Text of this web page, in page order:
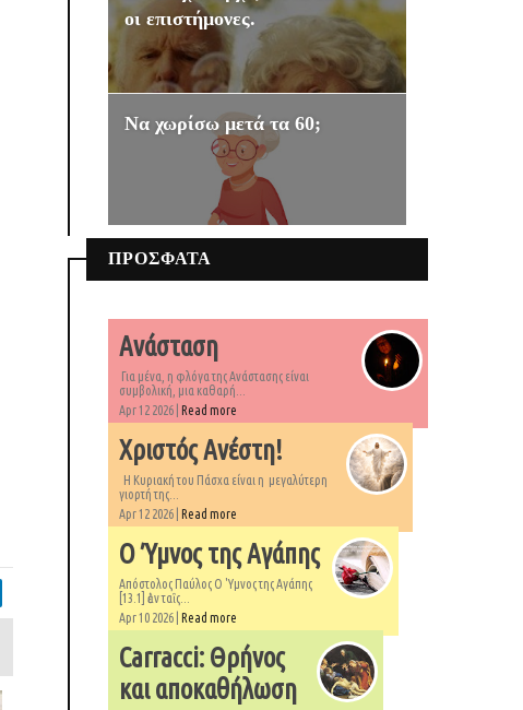
οι επιστήμονες.
Να χωρίσω μετά τα 60;
ΠΡΟΣΦΑΤΑ
Ανάσταση
Για μένα, η φλόγα της Ανάστασης είναι
συμβολική, μια καθαρή...
Apr 12 2026 | Read more
Χριστός Ανέστη!
Η Κυριακή του Πάσχα είναι η μεγαλύτερη
γιορτή της...
Apr 12 2026 | Read more
Ο Ύμνος της Αγάπης
Απόστολος Παύλος Ο 'Υμνος της Αγάπης
[13.1] ἐὰν ταῖς...
Apr 10 2026 | Read more
Carracci: Θρήνος
και αποκαθήλωση